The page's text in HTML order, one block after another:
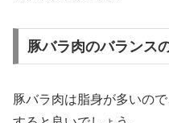
豚バラ肉のバランス
豚バラ肉は脂身が多いの